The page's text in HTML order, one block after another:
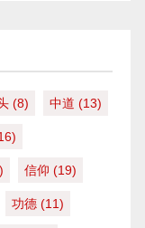
(8) 中道 (13)
信仰 (19)
功德 (11)